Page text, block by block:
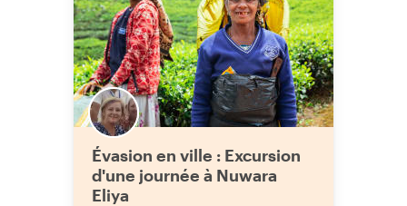
Évasion en ville : Excursion
d'une journée à Nuwara
Eliya